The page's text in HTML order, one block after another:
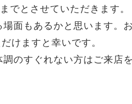
でとさせていただきます。
場面もあるかと思います。
けますと幸いです。
調のすぐれない方はご来店